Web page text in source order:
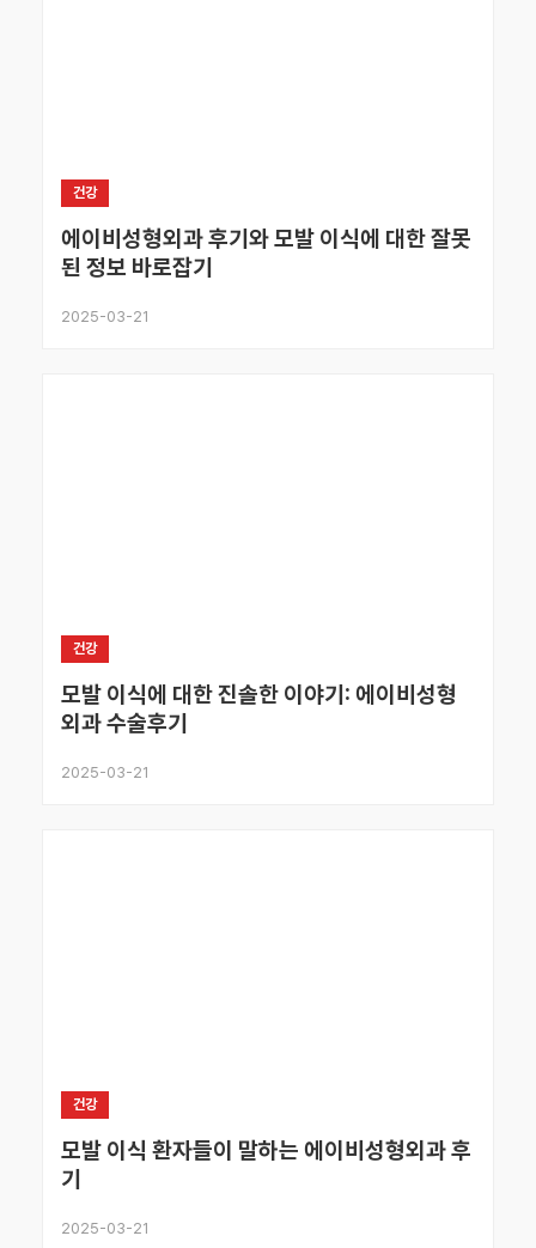
건강
에이비성형외과 후기와 모발 이식에 대한 잘못
된 정보 바로잡기
2025-03-21
건강
모발 이식에 대한 진솔한 이야기: 에이비성형
외과 수술후기
2025-03-21
건강
모발 이식 환자들이 말하는 에이비성형외과 후
기
2025-03-21